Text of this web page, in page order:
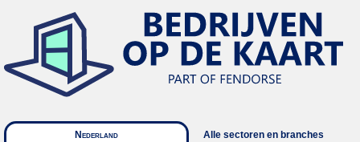
Nederland
Alle sectoren en branches